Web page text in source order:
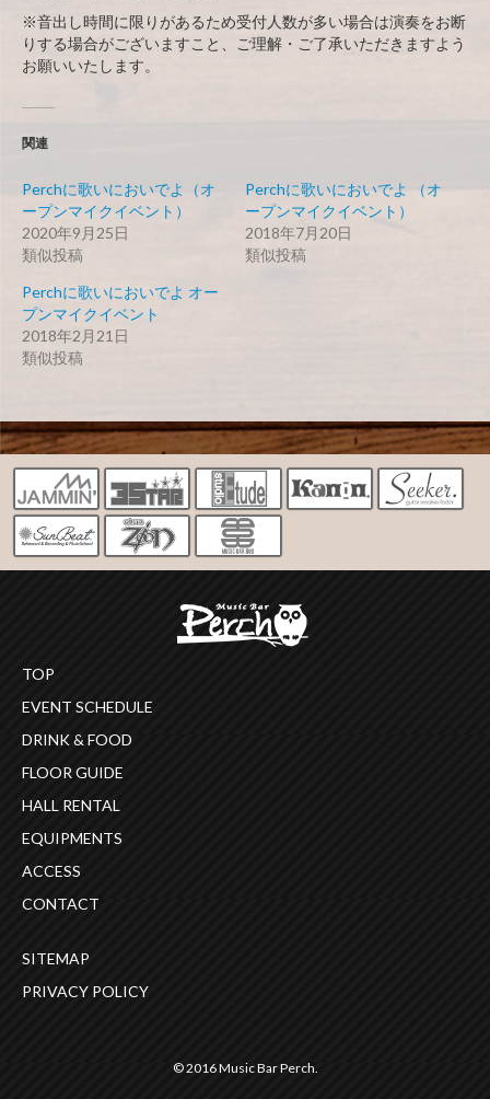
※音出し時間に限りがあるため受付人数が多い場合は演奏をお断
りする場合がございますこと、ご理解・ご了承いただきますよう
お願いいたします。
関連
Perchに歌いにおいでよ（オ
ープンマイクイベント）
2020年9月25日
類似投稿
Perchに歌いにおいでよ （オ
ープンマイクイベント）
2018年7月20日
類似投稿
Perchに歌いにおいでよ オー
プンマイクイベント
2018年2月21日
類似投稿
TOP
EVENT SCHEDULE
DRINK & FOOD
FLOOR GUIDE
HALL RENTAL
EQUIPMENTS
ACCESS
CONTACT
SITEMAP
PRIVACY POLICY
© 2016 Music Bar Perch.